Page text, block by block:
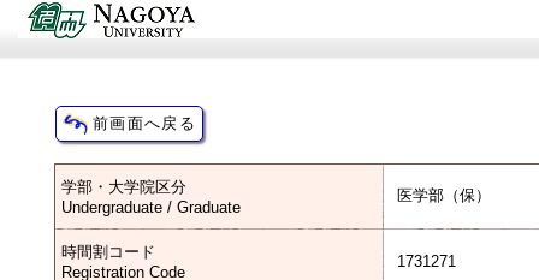
学部・大学院区分
Undergraduate / Graduate
医学部（保）
時間割コード
Registration Code
1731271